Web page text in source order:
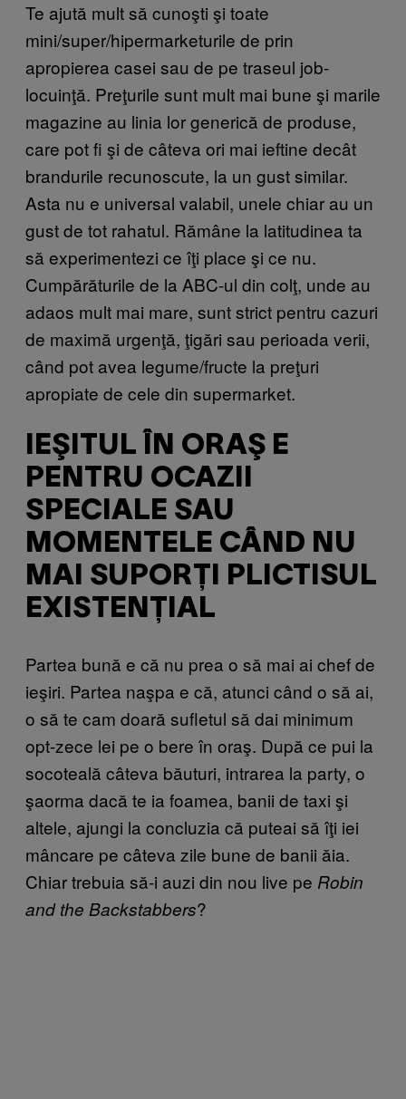
Te ajută mult să cunoşti şi toate
mini/super/hipermarketurile de prin
apropierea casei sau de pe traseul job-
locuinţă. Preţurile sunt mult mai bune şi marile
magazine au linia lor generică de produse,
care pot fi şi de câteva ori mai ieftine decât
brandurile recunoscute, la un gust similar.
Asta nu e universal valabil, unele chiar au un
gust de tot rahatul. Rămâne la latitudinea ta
să experimentezi ce îţi place şi ce nu.
Cumpărăturile de la ABC-ul din colţ, unde au
adaos mult mai mare, sunt strict pentru cazuri
de maximă urgenţă, ţigări sau perioada verii,
când pot avea legume/fructe la preţuri
apropiate de cele din supermarket.
IEŞITUL ÎN ORAŞ E
PENTRU OCAZII
SPECIALE SAU
MOMENTELE CÂND NU
MAI SUPORŢI PLICTISUL
EXISTENŢIAL
Partea bună e că nu prea o să mai ai chef de
ieşiri. Partea naşpa e că, atunci când o să ai,
o să te cam doară sufletul să dai minimum
opt-zece lei pe o bere în oraş. După ce pui la
socoteală câteva băuturi, intrarea la party, o
şaorma dacă te ia foamea, banii de taxi şi
altele, ajungi la concluzia că puteai să îţi iei
mâncare pe câteva zile bune de banii ăia.
Chiar trebuia să-i auzi din nou live pe Robin
and the Backstabbers?